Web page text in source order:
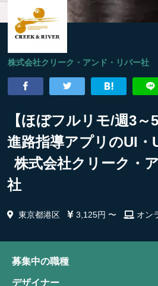
株式会社クリーク・アンド・リバー社
【ほぼフルリモ/週3～
進路指導アプリのUI
株式会社クリーク・
社
東京都港区 3,125円 〜 オン
募集中の職種
デザイナー